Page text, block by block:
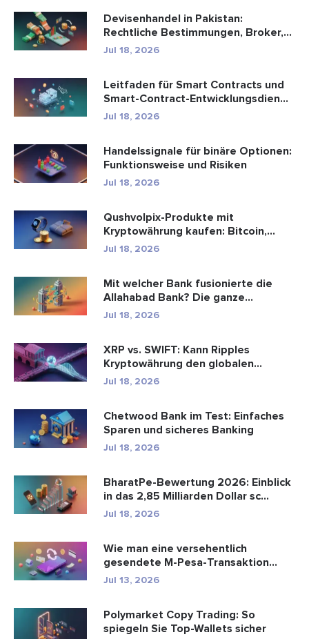
Devisenhandel in Pakistan:
Rechtliche Bestimmungen, Broker,
Handel...
Jul 18, 2026
Leitfaden für Smart Contracts und
Smart-Contract-Entwicklungsdien...
Jul 18, 2026
Handelssignale für binäre Optionen:
Funktionsweise und Risiken
Jul 18, 2026
Qushvolpix-Produkte mit
Kryptowährung kaufen: Bitcoin,
Zahlungen ...
Jul 18, 2026
Mit welcher Bank fusionierte die
Allahabad Bank? Die ganze
Geschic...
Jul 18, 2026
XRP vs. SWIFT: Kann Ripples
Kryptowährung den globalen
Zahlungsve...
Jul 18, 2026
Chetwood Bank im Test: Einfaches
Sparen und sicheres Banking
Jul 18, 2026
BharatPe-Bewertung 2026: Einblick
in das 2,85 Milliarden Dollar sc...
Jul 18, 2026
Wie man eine versehentlich
gesendete M-Pesa-Transaktion
rückgäng...
Jul 13, 2026
Polymarket Copy Trading: So
spiegeln Sie Top-Wallets sicher